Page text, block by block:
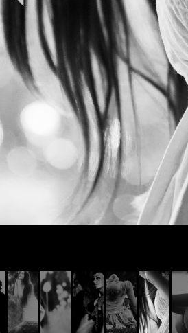
© AIVIS LISOVSKIS , 2014 - 2026